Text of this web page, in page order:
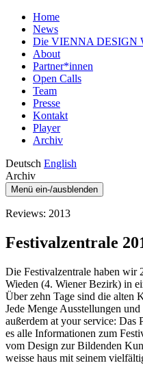
Home
News
Die VIENNA DESIGN
About
Partner*innen
Open Calls
Team
Presse
Kontakt
Player
Archiv
Deutsch English
Archiv
Menü ein-/ausblenden
Reviews: 2013
Festivalzentrale
Die Festivalzentrale haben wir
Wieden (4. Wiener Bezirk) in
Über zehn Tage sind die alten
Jede Menge Ausstellungen
außerdem at your service:
es alle Informationen zum
vom Design zur Bildenden
weisse haus mit seinem